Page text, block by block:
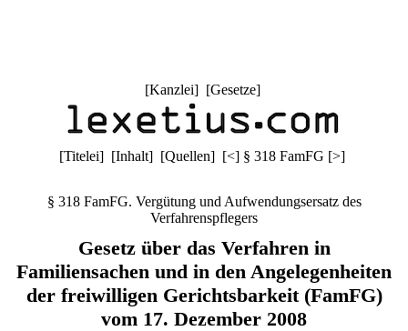
[Kanzlei] [Gesetze]
[Titelei] [Inhalt] [Quellen] [<] § 318 FamFG [>]
§ 318 FamFG. Vergütung und Aufwendungsersatz des
Verfahrenspflegers
Gesetz über das Verfahren in
Familiensachen und in den Angelegenheiten
der freiwilligen Gerichtsbarkeit (FamFG)
vom 17. Dezember 2008